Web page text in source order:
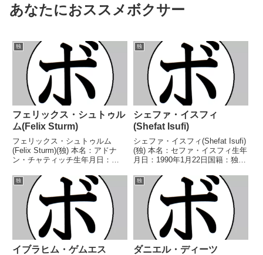
あなたにおススメボクサー
独
フェリックス・シュトゥル
ム(Felix Sturm)
フェリックス・シュトゥルム
(Felix Sturm)(独) 本名：アドナ
ン・チャティッチ生年月日：
戦45勝(20KO)7敗3分1無効試
合 【獲得タイトル】1998年度独
選手権ライトミドル級優勝(アマ
チュ...
独
シェファ・イスフィ
(Shefat Isufi)
シェファ・イスフィ(Shefat Isufi)
(独) 本名：セファ・イスフィ生年
月日：1990年1月22日国籍：独戦
得タイトル】BDBドイツインタ
ーナショナルライトヘビー級暫定
王座EPBCユーラシア...
独
イブラヒム・ゲムエス
独
ダニエル・ディーツ